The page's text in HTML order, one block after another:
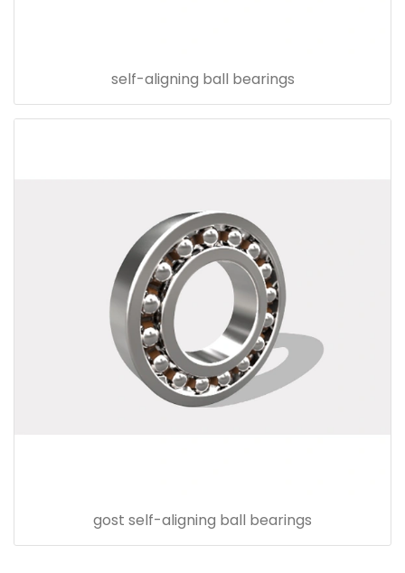
self-aligning ball bearings
gost self-aligning ball bearings